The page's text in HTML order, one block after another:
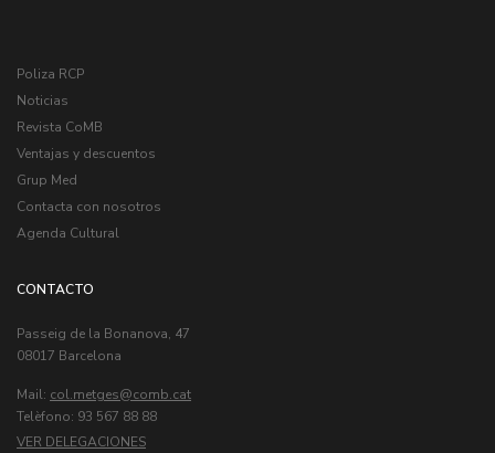
Poliza RCP
Noticias
Revista CoMB
Ventajas y descuentos
Grup Med
Contacta con nosotros
Agenda Cultural
CONTACTO
Passeig de la Bonanova, 47
08017 Barcelona
Mail: col.metges
Telèfono: 93 567 88 88
VER DELEGACIONES